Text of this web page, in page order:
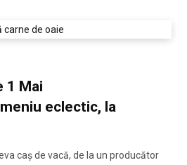
1 Mai
eclectic, la
caș de vacă, de la un producător